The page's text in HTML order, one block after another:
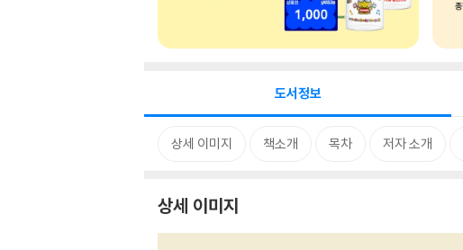
도서정보
상세 이미지 책소개 목차 저자 소개
상세 이미지